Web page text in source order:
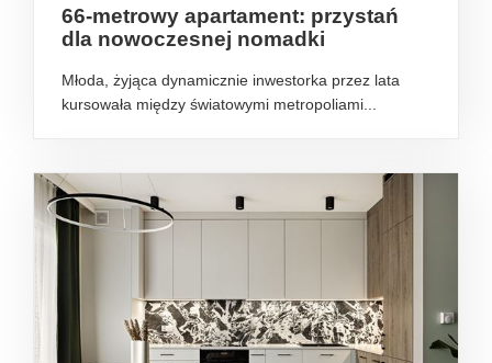
66-metrowy apartament: przystań
dla nowoczesnej nomadki
Młoda, żyjąca dynamicznie inwestorka przez lata
kursowała między światowymi metropoliami...